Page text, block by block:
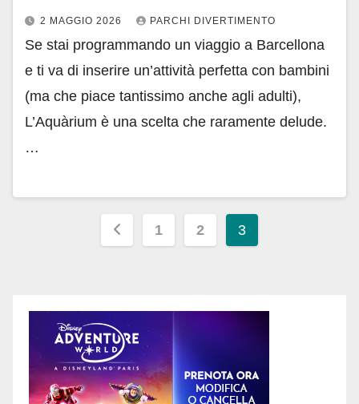
2 MAGGIO 2026 PARCHI DIVERTIMENTO
Se stai programmando un viaggio a Barcellona
e ti va di inserire un’attività perfetta con bambini
(ma che piace tantissimo anche agli adulti),
L’Aquàrium è una scelta che raramente delude.
…
Paginazione
1 2 3